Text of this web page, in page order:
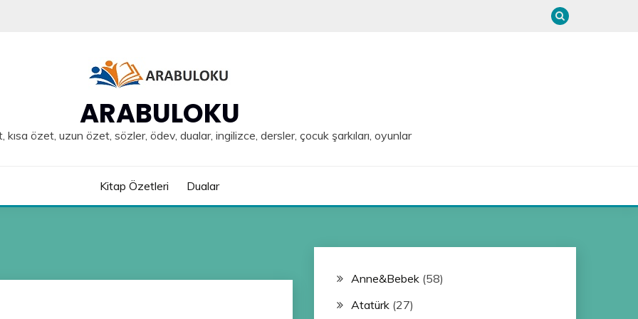
ARABULOKU
özet, uzun özet, sözler, ödev, dualar, ingilizce, dersler, çocuk şarkıları, oyunlar
Kitap Özetleri Dualar
Anne&Bebek(58)
Atatürk(27)